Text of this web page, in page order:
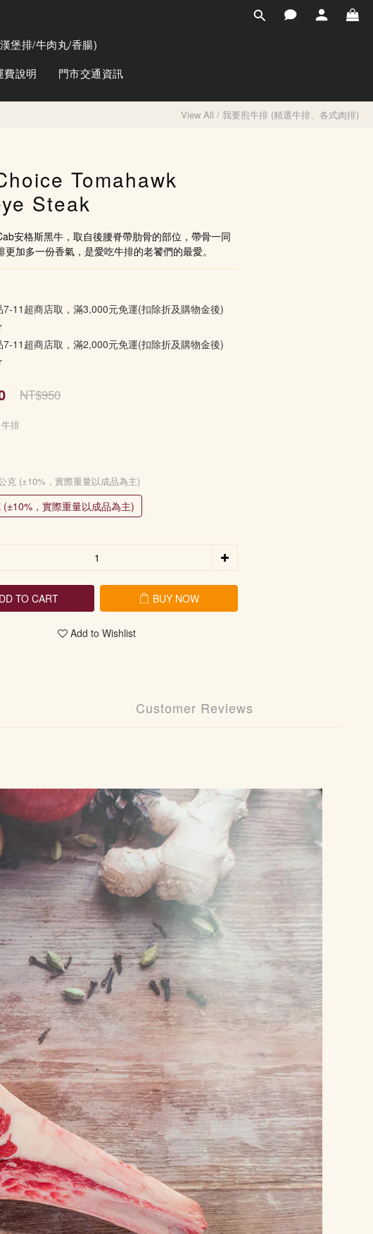
堡排/牛肉丸/香腸)
費說明 門市交通資訊
View All / 我要煎牛排 (精選牛排、各式肉排)
Tomahawk
Steak
安格斯黑牛，取自後腰脊帶肋骨的部位，帶骨一同
更加多一份香氣，是愛吃牛排的老饕們的最愛。
7-11超商店取，滿3,000元免運(扣除折及購物金後)
7-11超商店取，滿2,000元免運(扣除折及購物金後)
NT$950
排
克 (±10%，實際重量以成品為主)
(±10%，實際重量以成品為主)
TO CART BUY NOW
Add to Wishlist
Customer Reviews
BUY NOW